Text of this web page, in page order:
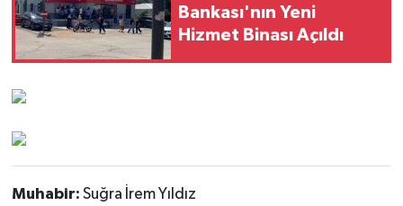
Bankası'nın Yeni
Hizmet Binası Açıldı
Muhabir: Suğra İrem Yıldız